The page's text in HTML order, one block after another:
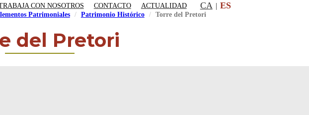
CON NOSOTROS CONTACTO ACTUALIDAD CA ES
Patrimoniales Patrimonio Histórico Torre del Pretori
del Pretori